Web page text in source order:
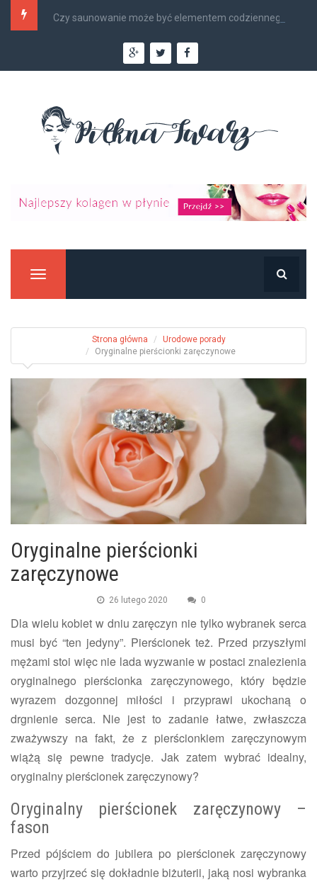
Czy saunowanie może być elementem codziennego...
Manu
Strona główna
Urodowe porady
Oryginalne pierścionki zaręczynowe
Oryginalne pierścionki
zaręczynowe
26 lutego 2020 0
Dla wielu kobiet w dniu zaręczyn nie tylko wybranek serca
musi być “ten jedyny”. Pierścionek też. Przed przyszłymi
mężami stoi więc nie lada wyzwanie w postaci znalezienia
oryginalnego pierścionka zaręczynowego, który będzie
wyrazem dozgonnej miłości i przyprawi ukochaną o
drgnienie serca. Nie jest to zadanie łatwe, zwłaszcza
zważywszy na fakt, że z pierścionkiem zaręczynowym
wiążą się pewne tradycje. Jak zatem wybrać idealny,
oryginalny pierścionek zaręczynowy?
Oryginalny pierścionek zaręczynowy –
fason
Przed pójściem do jubilera po pierścionek zaręczynowy
warto przyjrzeć się dokładnie biżuterii, jaką nosi wybranka